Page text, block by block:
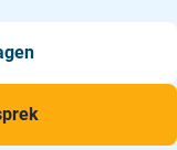
Menu